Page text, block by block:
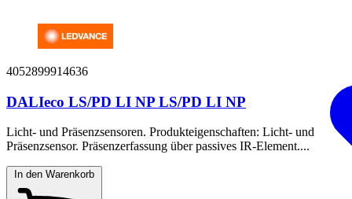
4052899914636
DALIeco LS/PD LI NP LS/PD LI NP
Licht- und Präsenzsensoren. Produkteigenschaften: Licht- und
Präsenzsensor. Präsenzerfassung über passives IR-Element....
In den Warenkorb